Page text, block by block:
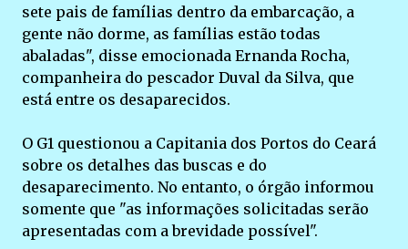
sete pais de famílias dentro da embarcação, a
gente não dorme, as famílias estão todas
abaladas", disse emocionada Ernanda Rocha,
companheira do pescador Duval da Silva, que
está entre os desaparecidos.
O G1 questionou a Capitania dos Portos do Ceará
sobre os detalhes das buscas e do
desaparecimento. No entanto, o órgão informou
somente que "as informações solicitadas serão
apresentadas com a brevidade possível".